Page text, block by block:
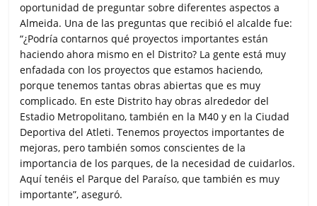
oportunidad de preguntar sobre diferentes aspectos a
Almeida. Una de las preguntas que recibió el alcalde fue:
“¿Podría contarnos qué proyectos importantes están
haciendo ahora mismo en el Distrito? La gente está muy
enfadada con los proyectos que estamos haciendo,
porque tenemos tantas obras abiertas que es muy
complicado. En este Distrito hay obras alrededor del
Estadio Metropolitano, también en la M40 y en la Ciudad
Deportiva del Atleti. Tenemos proyectos importantes de
mejoras, pero también somos conscientes de la
importancia de los parques, de la necesidad de cuidarlos.
Aquí tenéis el Parque del Paraíso, que también es muy
importante”, aseguró.